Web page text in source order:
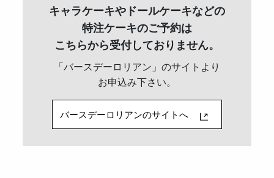
キャラケーキやドールケーキなどの
特注ケーキのご予約は
こちらから受付しておりません。
「バースデーロリアン」のサイトより
お申込み下さい。
バースデーロリアンのサイトへ